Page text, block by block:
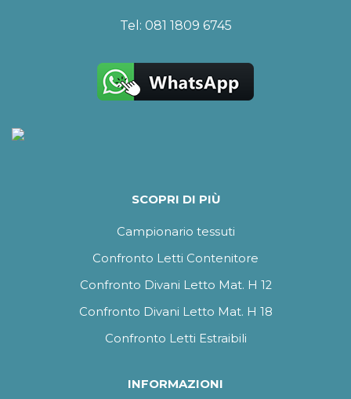
Tel: 081 1809 6745
SCOPRI DI PIÙ
Campionario tessuti
Confronto Letti Contenitore
Confronto Divani Letto Mat. H 12
Confronto Divani Letto Mat. H 18
Confronto Letti Estraibili
INFORMAZIONI